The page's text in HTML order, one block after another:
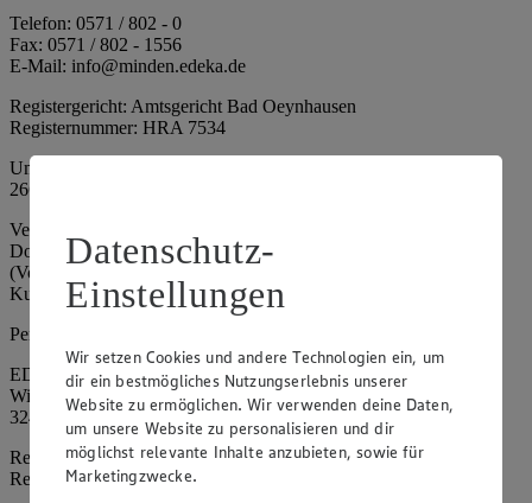
Telefon: 0571 / 802 - 0
Fax: 0571 / 802 - 1556
E-Mail: info@minden.edeka.de
Registergericht: Amtsgericht Bad Oeynhausen
Registernummer: HRA 7534
Umsatzsteuer-Identifikationsnummer gem. § 27a UStG: DE
266067317
Vertretungsberechtigte: Mark Rosenkranz (Sprecher), Eileen
Dominique Klingsiek (Vorstandsmitglied), Ulf-U. Plath
(Vorstandsmitglied), Stephan Wohler (Vorstandsmitglied), Marc
Kuhlmann (Aufsichtsratsvorsitzender)
Persönlich haftende Gesellschafterin:
EDEKA Minden-Hannover Holding GmbH
Wittelsbacherallee 61
32427 Minden
Registergericht: Amtsgericht Bad Oeynhausen
Registernummer: HRB 4086
Datenschutz-
Einstellungen
Wir setzen Cookies und andere Technologien ein, um
dir ein bestmögliches Nutzungserlebnis unserer
Website zu ermöglichen. Wir verwenden deine Daten,
um unsere Website zu personalisieren und dir
möglichst relevante Inhalte anzubieten, sowie für
Marketingzwecke.